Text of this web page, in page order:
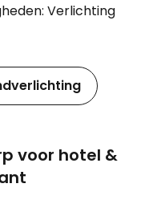
Verlichting
voor hotel &